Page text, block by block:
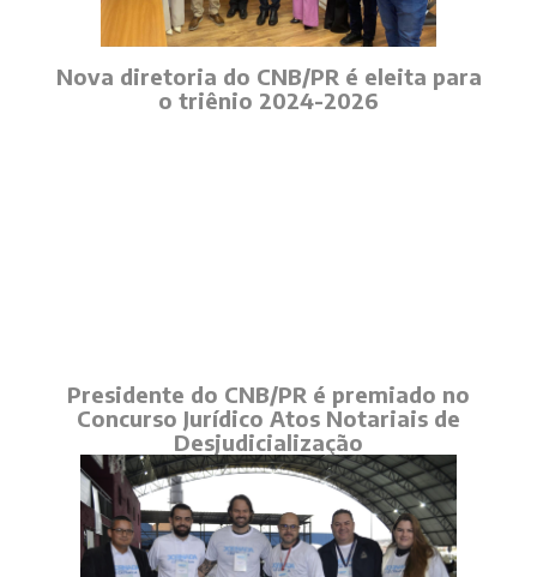
Nova diretoria do CNB/PR é eleita para
o triênio 2024-2026
Presidente do CNB/PR é premiado no
Concurso Jurídico Atos Notariais de
Desjudicialização